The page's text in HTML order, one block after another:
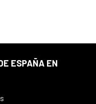
ESPAÑA EN